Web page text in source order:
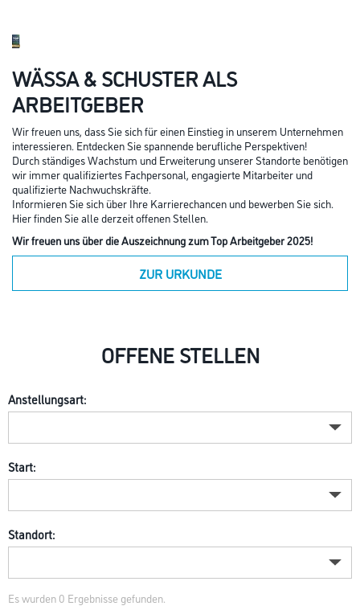
WÄSSA & SCHUSTER ALS
ARBEITGEBER
Wir freuen uns, dass Sie sich für einen Einstieg in unserem Unternehmen
interessieren. Entdecken Sie spannende berufliche Perspektiven!
Durch ständiges Wachstum und Erweiterung unserer Standorte benötigen
wir immer qualifiziertes Fachpersonal, engagierte Mitarbeiter und
qualifizierte Nachwuchskräfte.
Informieren Sie sich über Ihre Karrierechancen und bewerben Sie sich.
Hier finden Sie alle derzeit offenen Stellen.
Wir freuen uns über die Auszeichnung zum Top Arbeitgeber 2025!
ZUR URKUNDE
OFFENE STELLEN
Anstellungsart:
Start:
Standort:
Es wurden 0 Ergebnisse gefunden.